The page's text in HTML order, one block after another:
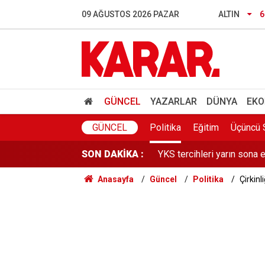
09 AĞUSTOS 2026 PAZAR ALTIN
GÜNCEL YAZARLAR DÜNYA
GÜNCEL Politika Eğitim Üçüncü
SON DAKİKA :
Öğrenci affı yürürlüğe
Beyoğlu'nda şüpheli
YKS tercihleri yarın sona
Ankara'da drift yapanlara
İstanbul'da korkutan olay!
Anasayfa Güncel Politika